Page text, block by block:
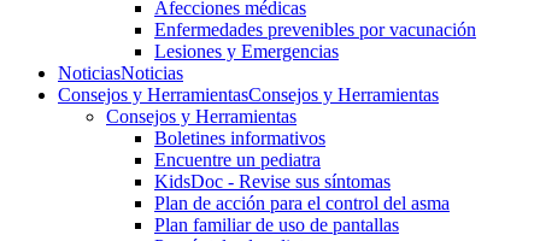
Afecciones médicas
Enfermedades prevenibles por vacunación
Lesiones y Emergencias
NoticiasNoticias
Consejos y HerramientasConsejos y Herramientas
Consejos y Herramientas
Boletines informativos
Encuentre un pediatra
KidsDoc - Revise sus síntomas
Plan de acción para el control del asma
Plan familiar de uso de pantallas